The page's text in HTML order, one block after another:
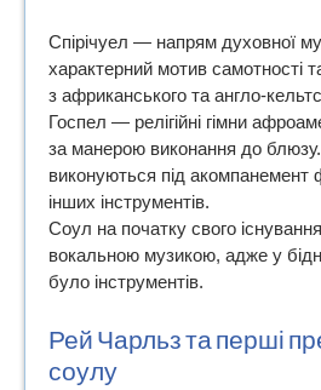
Спірічуел — напрям духовної
характерний мотив самотності
з африканського та англо-
Госпел — релігійні гімни
за манерою виконання до
виконуються під акомпанемент
інших інструментів.
Соул на початку свого
вокальною музикою, адже у
було інструментів.
Рей Чарльз та перші
соулу